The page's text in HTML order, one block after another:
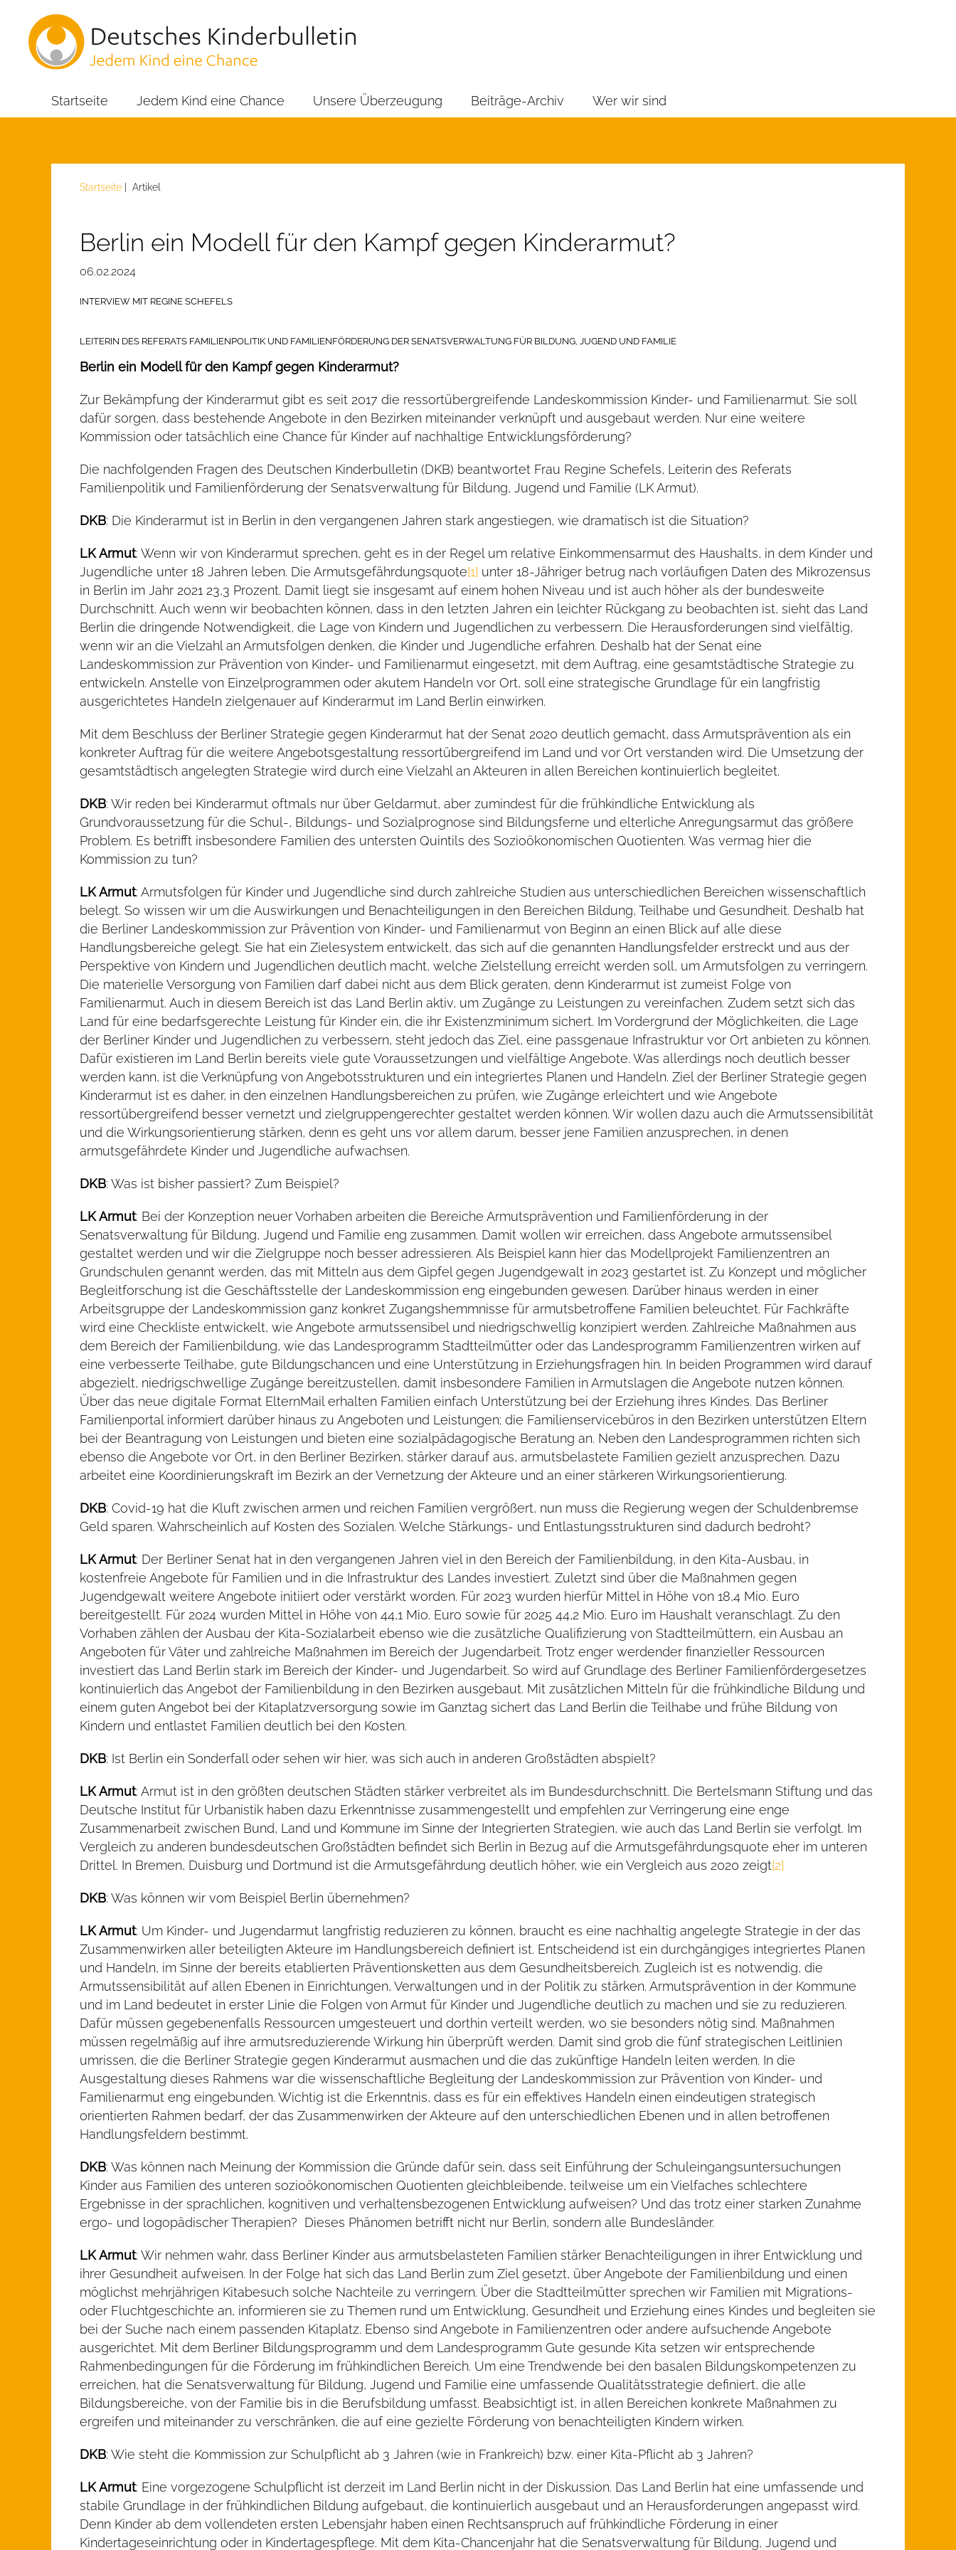
Startseite Jedem Kind eine Chance Unsere Überzeugung Beiträge-Archiv Wer wir sind
Startseite | Artikel
Berlin ein Modell für den Kampf gegen Kinderarmut?
06.02.2024
INTERVIEW MIT REGINE SCHEFELS
LEITERIN DES REFERATS FAMILIENPOLITIK UND FAMILIENFÖRDERUNG DER SENATSVERWALTUNG FÜR BILDUNG, JUGEND UND FAMILIE
Berlin ein Modell für den Kampf gegen Kinderarmut?
Zur Bekämpfung der Kinderarmut gibt es seit 2017 die ressortübergreifende Landeskommission Kinder- und Familienarmut. Sie soll
dafür sorgen, dass bestehende Angebote in den Bezirken miteinander verknüpft und ausgebaut werden. Nur eine weitere
Kommission oder tatsächlich eine Chance für Kinder auf nachhaltige Entwicklungsförderung?
Die nachfolgenden Fragen des Deutschen Kinderbulletin (DKB) beantwortet Frau Regine Schefels, Leiterin des Referats
Familienpolitik und Familienförderung der Senatsverwaltung für Bildung, Jugend und Familie (LK Armut).
DKB: Die Kinderarmut ist in Berlin in den vergangenen Jahren stark angestiegen, wie dramatisch ist die Situation?
LK Armut: Wenn wir von Kinderarmut sprechen, geht es in der Regel um relative Einkommensarmut des Haushalts, in dem Kinder und
Jugendliche unter 18 Jahren leben. Die Armutsgefährdungsquote[1] unter 18-Jähriger betrug nach vorläufigen Daten des Mikrozensus
in Berlin im Jahr 2021 23,3 Prozent. Damit liegt sie insgesamt auf einem hohen Niveau und ist auch höher als der bundesweite
Durchschnitt. Auch wenn wir beobachten können, dass in den letzten Jahren ein leichter Rückgang zu beobachten ist, sieht das Land
Berlin die dringende Notwendigkeit, die Lage von Kindern und Jugendlichen zu verbessern. Die Herausforderungen sind vielfältig,
wenn wir an die Vielzahl an Armutsfolgen denken, die Kinder und Jugendliche erfahren. Deshalb hat der Senat eine
Landeskommission zur Prävention von Kinder- und Familienarmut eingesetzt, mit dem Auftrag, eine gesamtstädtische Strategie zu
entwickeln. Anstelle von Einzelprogrammen oder akutem Handeln vor Ort, soll eine strategische Grundlage für ein langfristig
ausgerichtetes Handeln zielgenauer auf Kinderarmut im Land Berlin einwirken.
Mit dem Beschluss der Berliner Strategie gegen Kinderarmut hat der Senat 2020 deutlich gemacht, dass Armutsprävention als ein
konkreter Auftrag für die weitere Angebotsgestaltung ressortübergreifend im Land und vor Ort verstanden wird. Die Umsetzung der
gesamtstädtisch angelegten Strategie wird durch eine Vielzahl an Akteuren in allen Bereichen kontinuierlich begleitet.
DKB: Wir reden bei Kinderarmut oftmals nur über Geldarmut, aber zumindest für die frühkindliche Entwicklung als
Grundvoraussetzung für die Schul-, Bildungs- und Sozialprognose sind Bildungsferne und elterliche Anregungsarmut das größere
Problem. Es betrifft insbesondere Familien des untersten Quintils des Sozioökonomischen Quotienten. Was vermag hier die
Kommission zu tun?
LK Armut: Armutsfolgen für Kinder und Jugendliche sind durch zahlreiche Studien aus unterschiedlichen Bereichen wissenschaftlich
belegt. So wissen wir um die Auswirkungen und Benachteiligungen in den Bereichen Bildung, Teilhabe und Gesundheit. Deshalb hat
die Berliner Landeskommission zur Prävention von Kinder- und Familienarmut von Beginn an einen Blick auf alle diese
Handlungsbereiche gelegt. Sie hat ein Zielesystem entwickelt, das sich auf die genannten Handlungsfelder erstreckt und aus der
Perspektive von Kindern und Jugendlichen deutlich macht, welche Zielstellung erreicht werden soll, um Armutsfolgen zu verringern.
Die materielle Versorgung von Familien darf dabei nicht aus dem Blick geraten, denn Kinderarmut ist zumeist Folge von
Familienarmut. Auch in diesem Bereich ist das Land Berlin aktiv, um Zugänge zu Leistungen zu vereinfachen. Zudem setzt sich das
Land für eine bedarfsgerechte Leistung für Kinder ein, die ihr Existenzminimum sichert. Im Vordergrund der Möglichkeiten, die Lage
der Berliner Kinder und Jugendlichen zu verbessern, steht jedoch das Ziel, eine passgenaue Infrastruktur vor Ort anbieten zu können.
Dafür existieren im Land Berlin bereits viele gute Voraussetzungen und vielfältige Angebote. Was allerdings noch deutlich besser
werden kann, ist die Verknüpfung von Angebotsstrukturen und ein integriertes Planen und Handeln. Ziel der Berliner Strategie gegen
Kinderarmut ist es daher, in den einzelnen Handlungsbereichen zu prüfen, wie Zugänge erleichtert und wie Angebote
ressortübergreifend besser vernetzt und zielgruppengerechter gestaltet werden können. Wir wollen dazu auch die Armutssensibilität
und die Wirkungsorientierung stärken, denn es geht uns vor allem darum, besser jene Familien anzusprechen, in denen
armutsgefährdete Kinder und Jugendliche aufwachsen.
DKB: Was ist bisher passiert? Zum Beispiel?
LK Armut: Bei der Konzeption neuer Vorhaben arbeiten die Bereiche Armutsprävention und Familienförderung in der
Senatsverwaltung für Bildung, Jugend und Familie eng zusammen. Damit wollen wir erreichen, dass Angebote armutssensibel
gestaltet werden und wir die Zielgruppe noch besser adressieren. Als Beispiel kann hier das Modellprojekt Familienzentren an
Grundschulen genannt werden, das mit Mitteln aus dem Gipfel gegen Jugendgewalt in 2023 gestartet ist. Zu Konzept und möglicher
Begleitforschung ist die Geschäftsstelle der Landeskommission eng eingebunden gewesen. Darüber hinaus werden in einer
Arbeitsgruppe der Landeskommission ganz konkret Zugangshemmnisse für armutsbetroffene Familien beleuchtet. Für Fachkräfte
wird eine Checkliste entwickelt, wie Angebote armutssensibel und niedrigschwellig konzipiert werden. Zahlreiche Maßnahmen aus
dem Bereich der Familienbildung, wie das Landesprogramm Stadtteilmütter oder das Landesprogramm Familienzentren wirken auf
eine verbesserte Teilhabe, gute Bildungschancen und eine Unterstützung in Erziehungsfragen hin. In beiden Programmen wird darauf
abgezielt, niedrigschwellige Zugänge bereitzustellen, damit insbesondere Familien in Armutslagen die Angebote nutzen können.
Über das neue digitale Format ElternMail erhalten Familien einfach Unterstützung bei der Erziehung ihres Kindes. Das Berliner
Familienportal informiert darüber hinaus zu Angeboten und Leistungen; die Familienservicebüros in den Bezirken unterstützen Eltern
bei der Beantragung von Leistungen und bieten eine sozialpädagogische Beratung an. Neben den Landesprogrammen richten sich
ebenso die Angebote vor Ort, in den Berliner Bezirken, stärker darauf aus, armutsbelastete Familien gezielt anzusprechen. Dazu
arbeitet eine Koordinierungskraft im Bezirk an der Vernetzung der Akteure und an einer stärkeren Wirkungsorientierung.
DKB: Covid-19 hat die Kluft zwischen armen und reichen Familien vergrößert, nun muss die Regierung wegen der Schuldenbremse
Geld sparen. Wahrscheinlich auf Kosten des Sozialen. Welche Stärkungs- und Entlastungsstrukturen sind dadurch bedroht?
LK Armut: Der Berliner Senat hat in den vergangenen Jahren viel in den Bereich der Familienbildung, in den Kita-Ausbau, in
kostenfreie Angebote für Familien und in die Infrastruktur des Landes investiert. Zuletzt sind über die Maßnahmen gegen
Jugendgewalt weitere Angebote initiiert oder verstärkt worden. Für 2023 wurden hierfür Mittel in Höhe von 18,4 Mio. Euro
bereitgestellt. Für 2024 wurden Mittel in Höhe von 44,1 Mio. Euro sowie für 2025 44,2 Mio. Euro im Haushalt veranschlagt. Zu den
Vorhaben zählen der Ausbau der Kita-Sozialarbeit ebenso wie die zusätzliche Qualifizierung von Stadtteilmüttern, ein Ausbau an
Angeboten für Väter und zahlreiche Maßnahmen im Bereich der Jugendarbeit. Trotz enger werdender finanzieller Ressourcen
investiert das Land Berlin stark im Bereich der Kinder- und Jugendarbeit. So wird auf Grundlage des Berliner Familienfördergesetzes
kontinuierlich das Angebot der Familienbildung in den Bezirken ausgebaut. Mit zusätzlichen Mitteln für die frühkindliche Bildung und
einem guten Angebot bei der Kitaplatzversorgung sowie im Ganztag sichert das Land Berlin die Teilhabe und frühe Bildung von
Kindern und entlastet Familien deutlich bei den Kosten.
DKB: Ist Berlin ein Sonderfall oder sehen wir hier, was sich auch in anderen Großstädten abspielt?
LK Armut: Armut ist in den größten deutschen Städten stärker verbreitet als im Bundesdurchschnitt. Die Bertelsmann Stiftung und das
Deutsche Institut für Urbanistik haben dazu Erkenntnisse zusammengestellt und empfehlen zur Verringerung eine enge
Zusammenarbeit zwischen Bund, Land und Kommune im Sinne der Integrierten Strategien, wie auch das Land Berlin sie verfolgt. Im
Vergleich zu anderen bundesdeutschen Großstädten befindet sich Berlin in Bezug auf die Armutsgefährdungsquote eher im unteren
Drittel. In Bremen, Duisburg und Dortmund ist die Armutsgefährdung deutlich höher, wie ein Vergleich aus 2020 zeigt[2]
DKB: Was können wir vom Beispiel Berlin übernehmen?
LK Armut: Um Kinder- und Jugendarmut langfristig reduzieren zu können, braucht es eine nachhaltig angelegte Strategie in der das
Zusammenwirken aller beteiligten Akteure im Handlungsbereich definiert ist. Entscheidend ist ein durchgängiges integriertes Planen
und Handeln, im Sinne der bereits etablierten Präventionsketten aus dem Gesundheitsbereich. Zugleich ist es notwendig, die
Armutssensibilität auf allen Ebenen in Einrichtungen, Verwaltungen und in der Politik zu stärken. Armutsprävention in der Kommune
und im Land bedeutet in erster Linie die Folgen von Armut für Kinder und Jugendliche deutlich zu machen und sie zu reduzieren.
Dafür müssen gegebenenfalls Ressourcen umgesteuert und dorthin verteilt werden, wo sie besonders nötig sind. Maßnahmen
müssen regelmäßig auf ihre armutsreduzierende Wirkung hin überprüft werden. Damit sind grob die fünf strategischen Leitlinien
umrissen, die die Berliner Strategie gegen Kinderarmut ausmachen und die das zukünftige Handeln leiten werden. In die
Ausgestaltung dieses Rahmens war die wissenschaftliche Begleitung der Landeskommission zur Prävention von Kinder- und
Familienarmut eng eingebunden. Wichtig ist die Erkenntnis, dass es für ein effektives Handeln einen eindeutigen strategisch
orientierten Rahmen bedarf, der das Zusammenwirken der Akteure auf den unterschiedlichen Ebenen und in allen betroffenen
Handlungsfeldern bestimmt.
DKB: Was können nach Meinung der Kommission die Gründe dafür sein, dass seit Einführung der Schuleingangsuntersuchungen
Kinder aus Familien des unteren sozioökonomischen Quotienten gleichbleibende, teilweise um ein Vielfaches schlechtere
Ergebnisse in der sprachlichen, kognitiven und verhaltensbezogenen Entwicklung aufweisen? Und das trotz einer starken Zunahme
ergo- und logopädischer Therapien? Dieses Phänomen betrifft nicht nur Berlin, sondern alle Bundesländer.
LK Armut: Wir nehmen wahr, dass Berliner Kinder aus armutsbelasteten Familien stärker Benachteiligungen in ihrer Entwicklung und
ihrer Gesundheit aufweisen. In der Folge hat sich das Land Berlin zum Ziel gesetzt, über Angebote der Familienbildung und einen
möglichst mehrjährigen Kitabesuch solche Nachteile zu verringern. Über die Stadtteilmütter sprechen wir Familien mit Migrations-
oder Fluchtgeschichte an, informieren sie zu Themen rund um Entwicklung, Gesundheit und Erziehung eines Kindes und begleiten sie
bei der Suche nach einem passenden Kitaplatz. Ebenso sind Angebote in Familienzentren oder andere aufsuchende Angebote
ausgerichtet. Mit dem Berliner Bildungsprogramm und dem Landesprogramm Gute gesunde Kita setzen wir entsprechende
Rahmenbedingungen für die Förderung im frühkindlichen Bereich. Um eine Trendwende bei den basalen Bildungskompetenzen zu
erreichen, hat die Senatsverwaltung für Bildung, Jugend und Familie eine umfassende Qualitätsstrategie definiert, die alle
Bildungsbereiche, von der Familie bis in die Berufsbildung umfasst. Beabsichtigt ist, in allen Bereichen konkrete Maßnahmen zu
ergreifen und miteinander zu verschränken, die auf eine gezielte Förderung von benachteiligten Kindern wirken.
DKB: Wie steht die Kommission zur Schulpflicht ab 3 Jahren (wie in Frankreich) bzw. einer Kita-Pflicht ab 3 Jahren?
LK Armut: Eine vorgezogene Schulpflicht ist derzeit im Land Berlin nicht in der Diskussion. Das Land Berlin hat eine umfassende und
stabile Grundlage in der frühkindlichen Bildung aufgebaut, die kontinuierlich ausgebaut und an Herausforderungen angepasst wird.
Denn Kinder ab dem vollendeten ersten Lebensjahr haben einen Rechtsanspruch auf frühkindliche Förderung in einer
Kindertageseinrichtung oder in Kindertagespflege. Mit dem Kita-Chancenjahr hat die Senatsverwaltung für Bildung, Jugend und